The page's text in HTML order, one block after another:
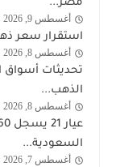
مصر...
اخبار
الذهب
أغسطس 9, 2026
استقرار سعر ذهب
اخبار
أغسطس 8, 2026
الذهب...
اخبار
أغسطس 8, 2026
السعودية...
أغسطس 7, 2026